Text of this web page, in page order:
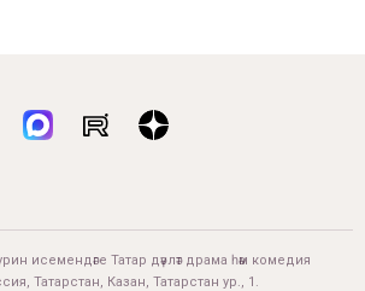
исемендәге Татар дәүләт драма һәм комедия
Татарстан, Казан, Татарстан ур., 1.